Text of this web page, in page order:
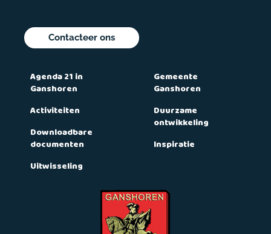
Contacteer ons
Agenda 21 in
Ganshoren
Activiteiten
Downloadbare
documenten
Uitwisseling
Gemeente
Ganshoren
Duurzame
ontwikkeling
Inspiratie